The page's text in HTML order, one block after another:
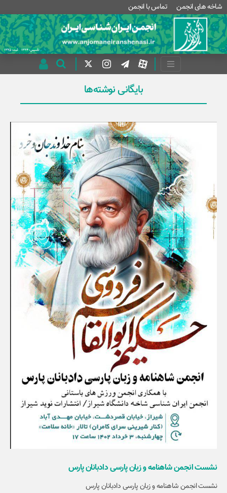
شاخه های انجمن تماس با انجمن
بایگانی نوشته‌ها
نشست انجمن شاهنامه و زبان پارسی دادبانان پارس
نشست انجمن شاهنامه و زبان پارسی دادبانان پارس